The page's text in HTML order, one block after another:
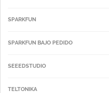
SPARKFUN
SPARKFUN BAJO PEDIDO
SEEEDSTUDIO
TELTONIKA